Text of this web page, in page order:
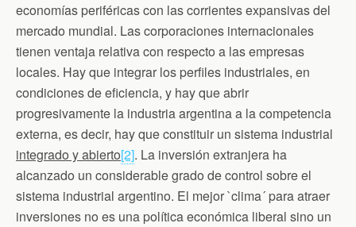
economías periféricas con las corrientes expansivas del
mercado mundial. Las corporaciones internacionales
tienen ventaja relativa con respecto a las empresas
locales. Hay que integrar los perfiles industriales, en
condiciones de eficiencia, y hay que abrir
progresivamente la industria argentina a la competencia
externa, es decir, hay que constituir un sistema industrial
integrado y abierto[2]. La inversión extranjera ha
alcanzado un considerable grado de control sobre el
sistema industrial argentino. El mejor `clima´ para atraer
inversiones no es una política económica liberal sino un